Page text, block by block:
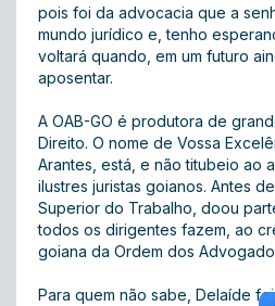
pois foi da advocacia que a
mundo jurídico e, tenho
voltará quando, em um futuro
aposentar.
A OAB-GO é produtora de
Direito. O nome de Vossa
Arantes, está, e não titubeio ao
ilustres juristas goianos. Antes
Superior do Trabalho, doou
todos os dirigentes fazem, ao
goiana da Ordem dos
Para quem não sabe, Delaíde